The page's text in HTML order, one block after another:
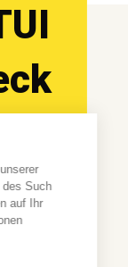
Such
auf Ihr